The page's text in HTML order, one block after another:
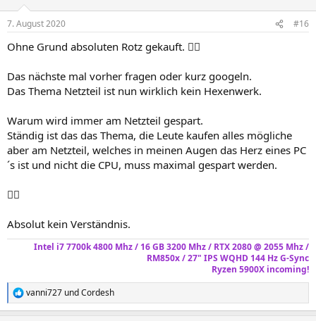
7. August 2020 #16
Ohne Grund absoluten Rotz gekauft. 🤷‍♂️
Das nächste mal vorher fragen oder kurz googeln.
Das Thema Netzteil ist nun wirklich kein Hexenwerk.
Warum wird immer am Netzteil gespart.
Ständig ist das das Thema, die Leute kaufen alles mögliche
aber am Netzteil, welches in meinen Augen das Herz eines PC
´s ist und nicht die CPU, muss maximal gespart werden.
🤦‍♂️
Absolut kein Verständnis.
Intel i7 7700k 4800 Mhz / 16 GB 3200 Mhz / RTX 2080 @ 2055 Mhz /
RM850x / 27" IPS WQHD 144 Hz G-Sync
Ryzen 5900X incoming!
R
e
vanni727 undCordesh